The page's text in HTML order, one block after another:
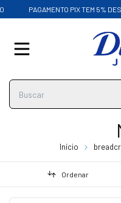
PAGAMENTO PIX TEM 5% DESCONTO
Início
Ordenar